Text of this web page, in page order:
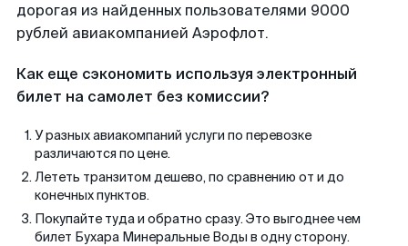
дорогая из найденных пользователями 9000
рублей авиакомпанией Аэрофлот.
Как еще сэкономить используя электронный
билет на самолет без комиссии?
У разных авиакомпаний услуги по перевозке
различаются по цене.
Лететь транзитом дешево, по сравнению от и до
конечных пунктов.
Покупайте туда и обратно сразу. Это выгоднее чем
билет Бухара Минеральные Воды в одну сторону.